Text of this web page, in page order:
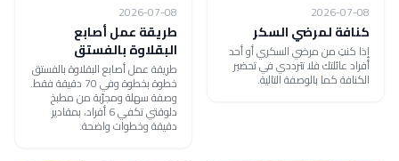
2026-07-08
كنافة لمرضي السكر
إذا كنتِ من مرضي السكري أو أحد
أفراد عائلتك فلا تترددي في تحضير
الكنافة كما بالوصفة التالية.
2026-07-08
طريقة عمل أصابع
البقلاوة بالفستق
طريقة عمل أصابع البقلاوة بالفستق
خطوة بخطوة وفي 70 دقيقة فقط.
وصفة سهلة ومجرّبة من مطبخ
دلوقتي تكفي 6 أفراد، بمقادير
دقيقة وخطوات واضحة.